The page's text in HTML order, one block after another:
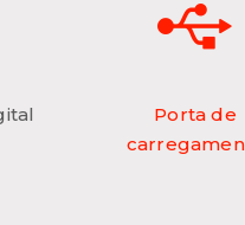
Porta de